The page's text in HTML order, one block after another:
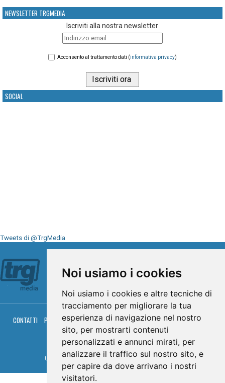
Noi usiamo i cookies
Noi usiamo i cookies e altre tecniche di
tracciamento per migliorare la tua
esperienza di navigazione nel nostro
sito, per mostrarti contenuti
personalizzati e annunci mirati, per
analizzare il traffico sul nostro sito, e
per capire da dove arrivano i nostri
visitatori.
NEWSLETTER TRGMEDIA
Iscriviti alla nostra newsletter
Acconsento al trattamento dati (informativa privacy)
SOCIAL
Tweets di @TrgMedia
CONTATTI PRIVACY COOKIES PALINSESTO DIRETTA TV
DIRETTA RADIO
RGM HITRADIO
© TRG Media 2005-2026
Umbria Televisioni s.r.l. - P.I.00496230541 -www.trgmedia.it- Powered by